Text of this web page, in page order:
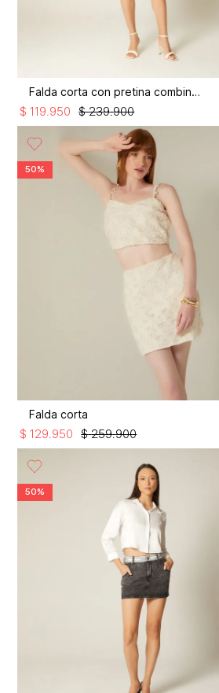
Falda corta con pretina combinada
$ 239.900
$ 119.950
50%
Falda corta
$ 259.900
$ 129.950
50%